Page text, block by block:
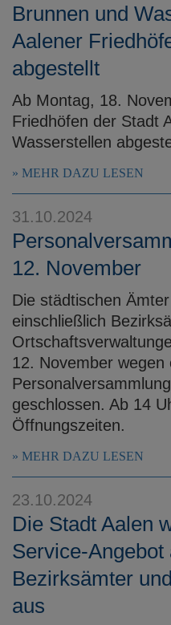
Brunnen und
Aalener
abgestellt
Ab Montag, 18.
Friedhöfen der Stadt
Wasserstellen
MEHR DAZU LESEN
31.10.2024
12. November
Die städtischen
einschließlich
12. November wegen
geschlossen. Ab 14
Öffnungszeiten.
MEHR DAZU LESEN
23.10.2024
Die Stadt Aalen
Service-Angebot
Bezirksämter
aus